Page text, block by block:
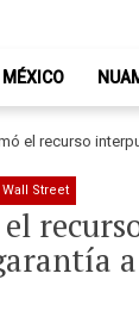
MÉXICO
el recurso
Wall Street